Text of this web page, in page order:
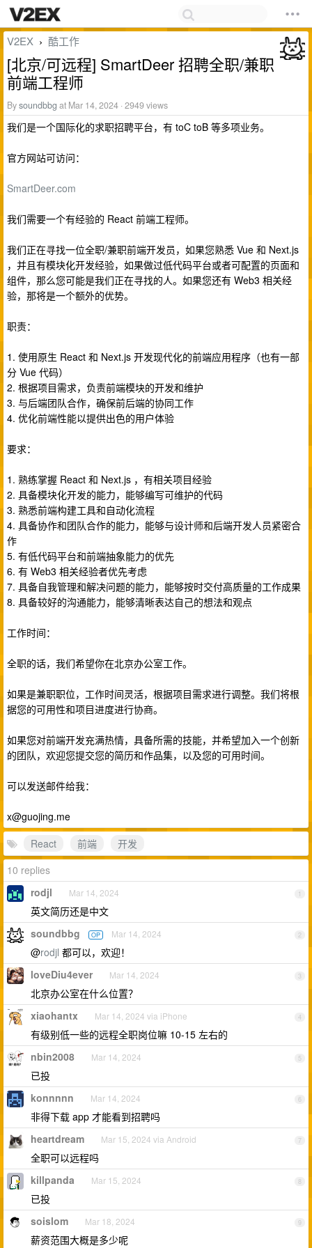
V2EX › 酷工作
[北京/可远程] SmartDeer 招聘全职/兼职
前端工程师
Bysoundbbg at Mar 14, 2024 · 2949 views
我们是一个国际化的求职招聘平台，有 toC toB 等多项业务。
官方网站可访问：
SmartDeer.com
我们需要一个有经验的 React 前端工程师。
我们正在寻找一位全职/兼职前端开发员，如果您熟悉 Vue 和 Next.js
，并且有模块化开发经验，如果做过低代码平台或者可配置的页面和
组件，那么您可能是我们正在寻找的人。如果您还有 Web3 相关经
验，那将是一个额外的优势。
职责：
1. 使用原生 React 和 Next.js 开发现代化的前端应用程序（也有一部
分 Vue 代码）
2. 根据项目需求，负责前端模块的开发和维护
3. 与后端团队合作，确保前后端的协同工作
4. 优化前端性能以提供出色的用户体验
要求：
1. 熟练掌握 React 和 Next.js ，有相关项目经验
2. 具备模块化开发的能力，能够编写可维护的代码
3. 熟悉前端构建工具和自动化流程
4. 具备协作和团队合作的能力，能够与设计师和后端开发人员紧密合
作
5. 有低代码平台和前端抽象能力的优先
6. 有 Web3 相关经验者优先考虑
7. 具备自我管理和解决问题的能力，能够按时交付高质量的工作成果
8. 具备较好的沟通能力，能够清晰表达自己的想法和观点
工作时间：
全职的话，我们希望你在北京办公室工作。
如果是兼职职位，工作时间灵活，根据项目需求进行调整。我们将根
据您的可用性和项目进度进行协商。
如果您对前端开发充满热情，具备所需的技能，并希望加入一个创新
的团队，欢迎您提交您的简历和作品集，以及您的可用时间。
可以发送邮件给我：
x@guojing.me
React
前端
开发
10 replies
1
rodjl Mar 14, 2024
英文简历还是中文
2
soundbbg OP Mar 14, 2024
@rodjl 都可以，欢迎！
3
loveDiu4ever Mar 14, 2024
北京办公室在什么位置？
4
xiaohantx Mar 14, 2024 via iPhone
有级别低一些的远程全职岗位嘛 10-15 左右的
5
nbin2008 Mar 14, 2024
已投
6
konnnnn Mar 14, 2024
非得下载 app 才能看到招聘吗
7
heartdream Mar 15, 2024 via Android
全职可以远程吗
8
killpanda Mar 15, 2024
已投
9
soislom Mar 18, 2024
薪资范围大概是多少呢